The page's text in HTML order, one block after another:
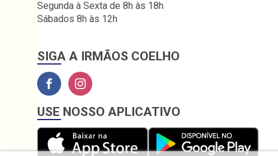
Segunda à Sexta de 8h às 18h
Sábados 8h às 12h
SIGA A IRMÃOS COELHO
USE NOSSO APLICATIVO